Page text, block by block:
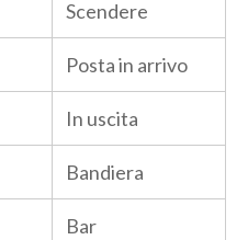
Scendere
Posta in arrivo
In uscita
Bandiera
Bar